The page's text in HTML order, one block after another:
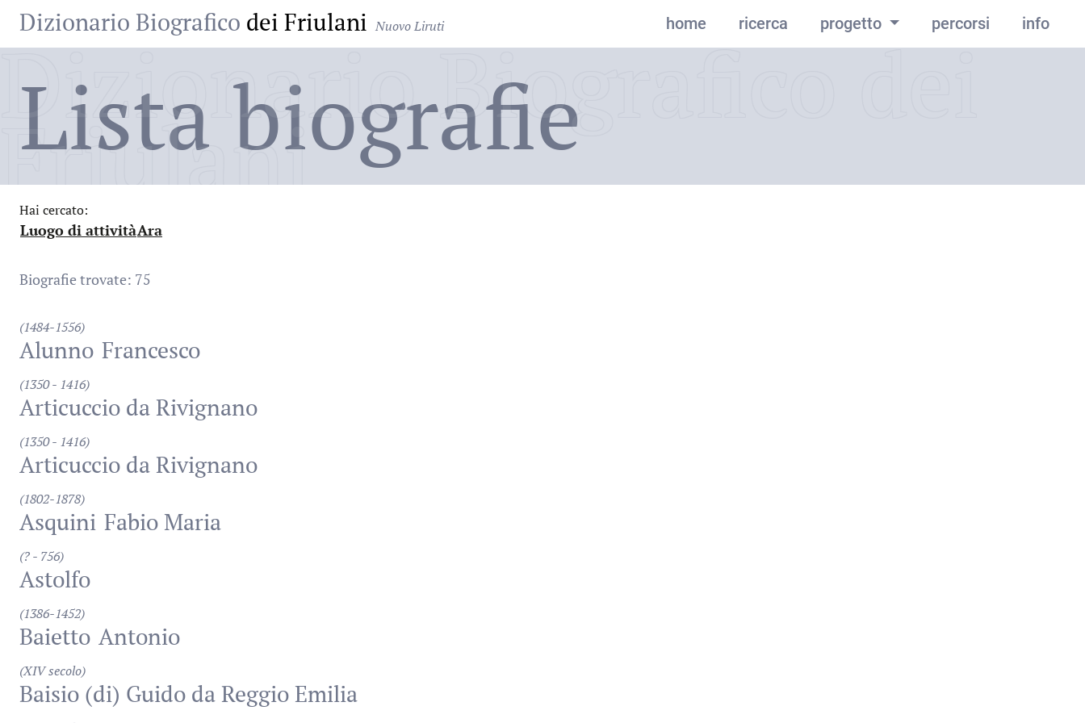
Dizionario Biografico dei Friulani Nuovo Liruti home ricerca progetto percorsi info
Dizionario Biografico dei
Friulani
Lista biografie
Hai cercato:
Luogo di attività
:Ara
Biografie trovate: 75
(1484-1556)
Alunno Francesco
(1350 - 1416)
Articuccio da Rivignano
(1350 - 1416)
Articuccio da Rivignano
(1802-1878)
Asquini Fabio Maria
(? - 756)
Astolfo
(1386-1452)
Baietto Antonio
(XIV secolo)
Baisio (di) Guido da Reggio Emilia